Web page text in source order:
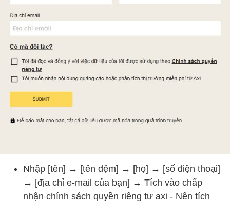
Nhập [tên] → [tên đệm] → [họ] → [số điện thoại]
→ [địa chỉ e-mail của bạn] → Tích vào chấp
nhận chính sách quyền riêng tư axi - Nên tích